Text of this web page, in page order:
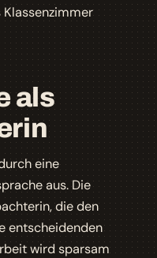
als
eine
aus. Die
die den
entscheidenden
wird sparsam